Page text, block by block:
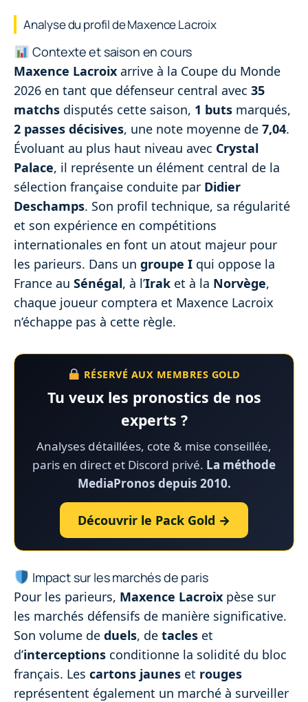
Analyse du profil de Maxence Lacroix
Contexte et saison en cours
Maxence Lacroix arrive à la Coupe du Monde
2026 en tant que défenseur central avec 35
matchs disputés cette saison, 1 buts marqués,
2 passes décisives, une note moyenne de 7,04.
Évoluant au plus haut niveau avec Crystal
Palace, il représente un élément central de la
sélection française conduite par Didier
Deschamps. Son profil technique, sa régularité
et son expérience en compétitions
internationales en font un atout majeur pour
les parieurs. Dans un groupe I qui oppose la
France au Sénégal, à l’Irak et à la Norvège,
chaque joueur comptera et Maxence Lacroix
n’échappe pas à cette règle.
RÉSERVÉ AUX MEMBRES GOLD
Tu veux les pronostics de nos
experts ?
Analyses détaillées, cote & mise conseillée,
paris en direct et Discord privé. La méthode
MediaPronos depuis 2010.
Découvrir le Pack Gold →
Impact sur les marchés de paris
Pour les parieurs, Maxence Lacroix pèse sur
les marchés défensifs de manière significative.
Son volume de duels, de tacles et
d’interceptions conditionne la solidité du bloc
français. Les cartons jaunes et rouges
représentent également un marché à surveiller